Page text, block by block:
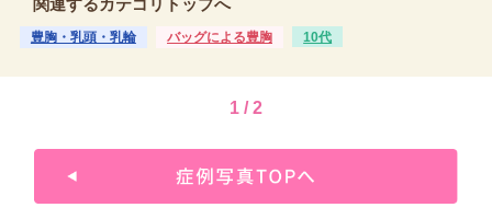
関連するカテゴリトップへ
豊胸・乳頭・乳輪 バッグによる豊胸 10代
1 / 2